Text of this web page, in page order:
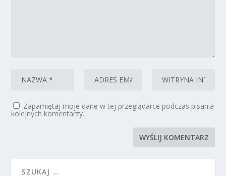
Zapamiętaj moje dane w tej przeglądarce podczas pisania
kolejnych komentarzy.